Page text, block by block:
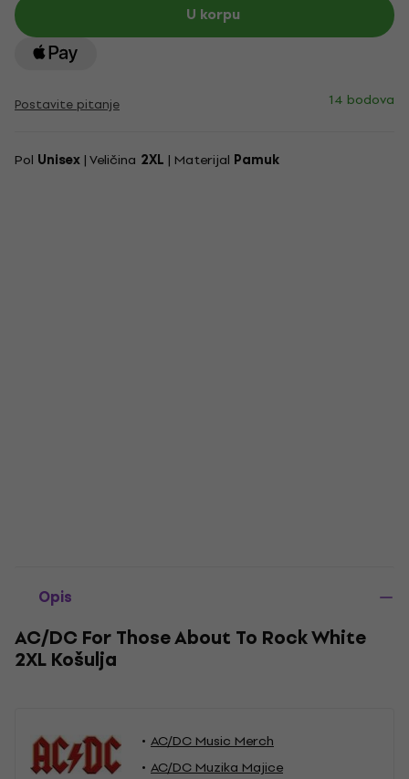
U korpu
Postavite pitanje 14 bodova
Pol Unisex | Veličina 2XL | Materijal Pamuk
Opis
AC/DC For Those About To Rock White
2XL Košulja
AC/DC Music Merch
AC/DC Muzika Majice